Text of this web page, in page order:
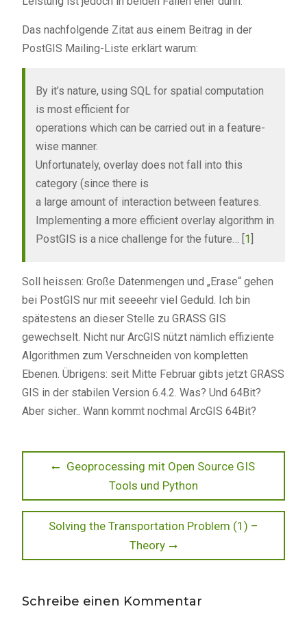
Das nachfolgende Zitat aus einem Beitrag in der
PostGIS Mailing-Liste erklärt warum:
By it’s nature, using SQL for spatial computation
is most efficient for
operations which can be carried out in a feature-
wise manner.
Unfortunately, overlay does not fall into this
category (since there is
a large amount of interaction between features.
Implementing a more efficient overlay algorithm in
PostGIS is a nice challenge for the future… [ 1
Soll heissen: Große Datenmengen und „Erase“ gehen
bei PostGIS nur mit seeeehr viel Geduld. Ich bin
spätestens an dieser Stelle zu GRASS GIS
gewechselt. Nicht nur ArcGIS nützt nämlich effiziente
Algorithmen zum Verschneiden von kompletten
Ebenen. Übrigens: seit Mitte Februar gibts jetzt GRASS
GIS in der stabilen Version 6.4.2. Was? Und 64Bit?
Aber sicher.. Wann kommt nochmal ArcGIS 64Bit?
Beitragsnavigation
Previous
Geoprocessing mit Open Source GIS
Tools und Python
Next
Solving the Transportation Problem (1) –
Theory
Schreibe einen Kommentar